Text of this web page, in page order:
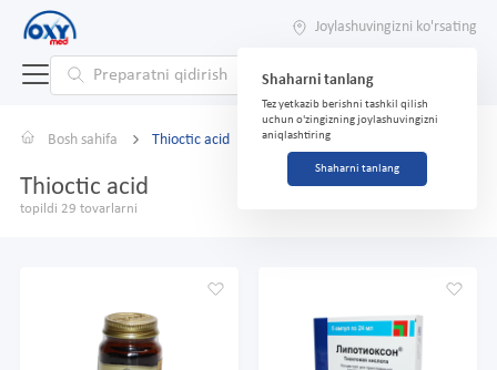
Joylashuvingizni ko'rsating
Shaharni tanlang
Tez yetkazib berishni tashkil qilish
uchun o'zingizning joylashuvingizni
aniqlashtiring
Shaharni tanlang
Bosh sahifa Thioctic acid
Thioctic acid
topildi 29 tovarlarni